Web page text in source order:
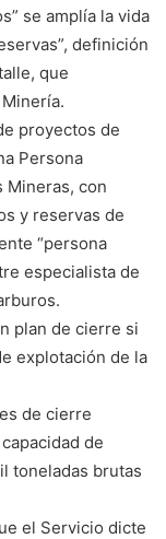
se amplía la vida
definición
que
proyectos de
Persona
Mineras, con
y reservas de
“persona
especialista de
plan de cierre si
explotación de la
de cierre
de
toneladas brutas
el Servicio dicte